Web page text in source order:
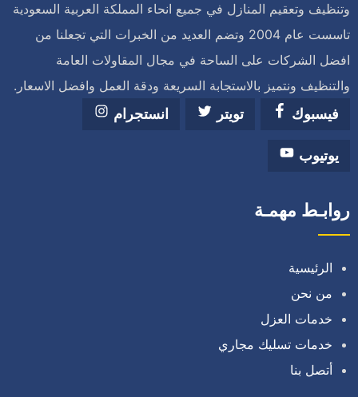
وتنظيف وتعقيم المنازل في جميع انحاء المملكة العربية السعودية
تاسست عام 2004 وتضم العديد من الخبرات التي تجعلنا من
افضل الشركات على الساحة في مجال المقاولات العامة
والتنظيف ونتميز بالاستجابة السريعة ودقة العمل وافضل الاسعار.
فيسبوك
تويتر انستجرام
يوتيوب
روابـط مهمـة
الرئيسية
من نحن
خدمات العزل
خدمات تسليك مجاري
أتصل بنا